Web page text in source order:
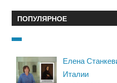
ПОПУЛЯРНОЕ
Елена
Италии